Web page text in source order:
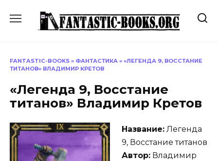
содержанию
FANTASTIC-BOOKS » ФАНТАСТИКА » «ЛЕГЕНДА 9, ВОССТАНИЕ
ТИТАНОВ» ВЛАДИМИР КРЕТОВ
«Легенда 9, Восстание
титанов» Владимир Кретов
Название: Легенда
9, Восстание титанов
Автор: Владимир